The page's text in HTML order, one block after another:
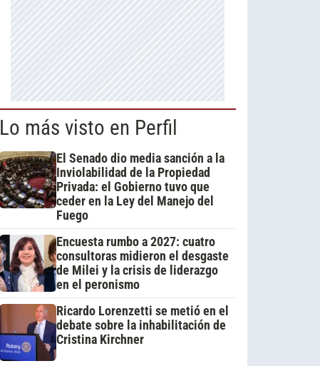
Lo más visto en Perfil
El Senado dio media sanción a la
Inviolabilidad de la Propiedad
Privada: el Gobierno tuvo que
ceder en la Ley del Manejo del
Fuego
Encuesta rumbo a 2027: cuatro
consultoras midieron el desgaste
de Milei y la crisis de liderazgo
en el peronismo
Ricardo Lorenzetti se metió en el
debate sobre la inhabilitación de
Cristina Kirchner